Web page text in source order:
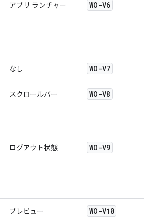
アプリ ランチャー WO-V6
なし WO-V7
スクロールバー WO-V8
ログアウト状態 WO-V9
プレビュー WO-V10